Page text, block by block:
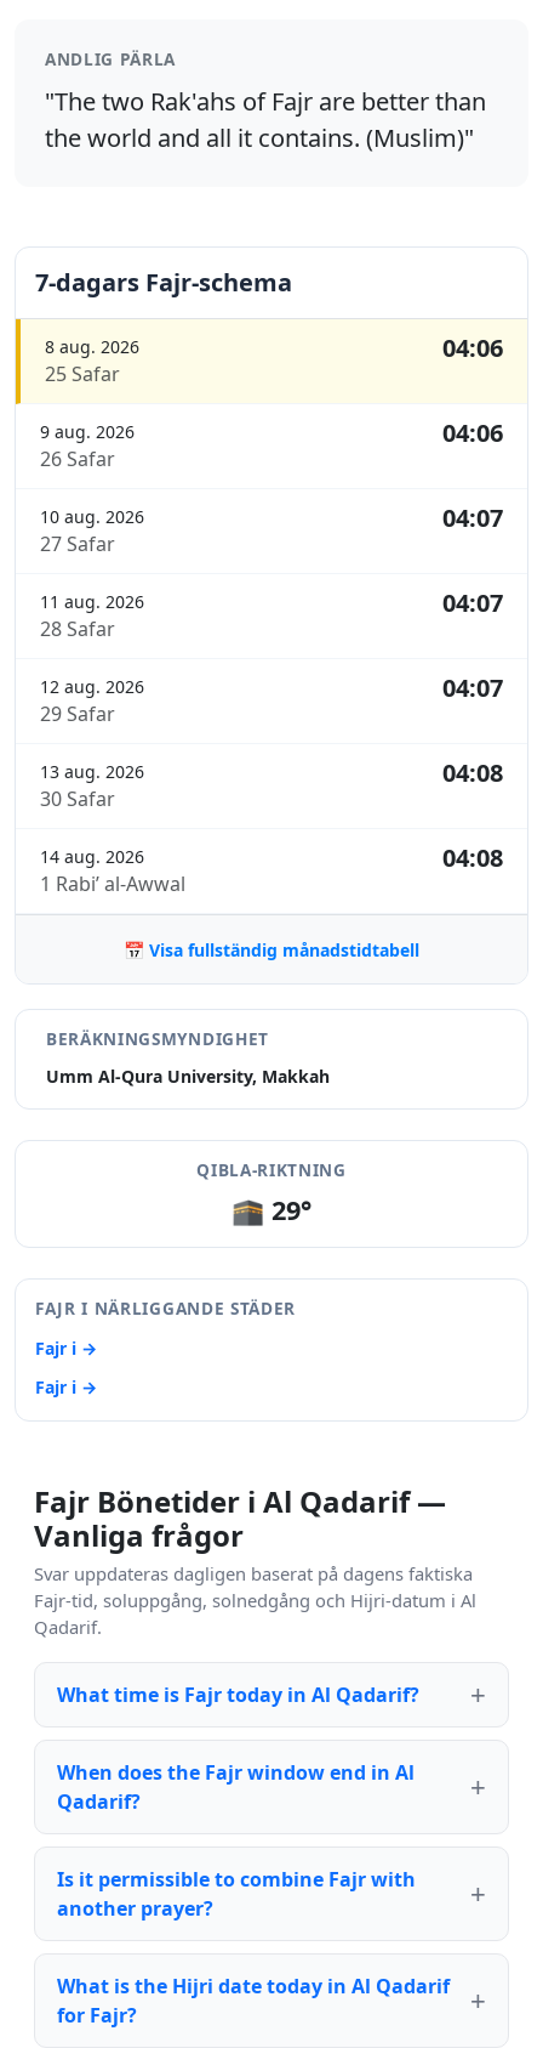
ANDLIG PÄRLA
"The two Rak'ahs of Fajr are better than
the world and all it contains. (Muslim)"
7-dagars Fajr-schema
8 aug. 2026
25 Safar
04:06
9 aug. 2026
26 Safar
04:06
10 aug. 2026
27 Safar
04:07
11 aug. 2026
28 Safar
04:07
12 aug. 2026
29 Safar
04:07
13 aug. 2026
30 Safar
04:08
14 aug. 2026
1 Rabi’ al-Awwal
04:08
📅 Visa fullständig månadstidtabell
BERÄKNINGSMYNDIGHET
Umm Al-Qura University, Makkah
QIBLA-RIKTNING
🕋 29°
FAJR I NÄRLIGGANDE STÄDER
Fajr i →
Fajr i →
Fajr Bönetider i Al Qadarif —
Vanliga frågor
Svar uppdateras dagligen baserat på dagens faktiska
Fajr-tid, soluppgång, solnedgång och Hijri-datum i Al
Qadarif.
What time is Fajr today in Al Qadarif?
When does the Fajr window end in Al
Qadarif?
Is it permissible to combine Fajr with
another prayer?
What is the Hijri date today in Al Qadarif
for Fajr?